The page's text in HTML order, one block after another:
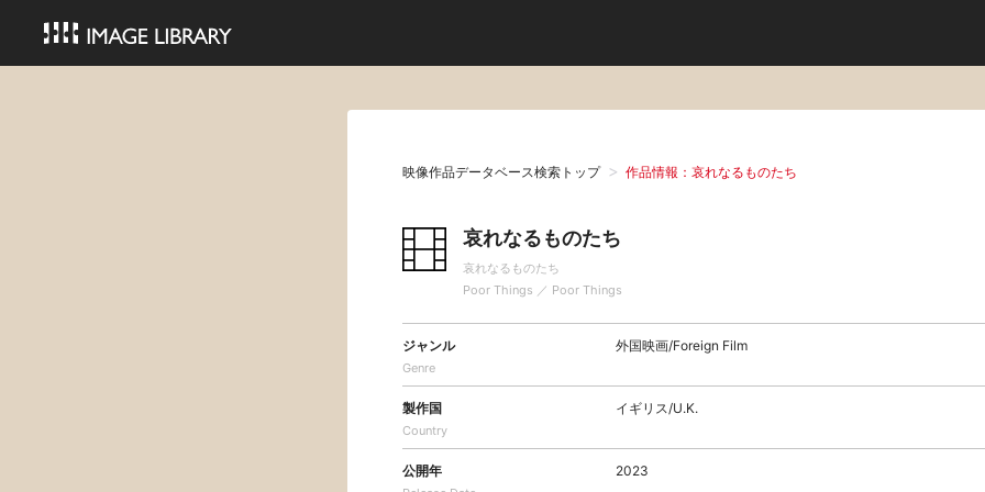
映像作品データベース検索トップ 作品情報：哀れなるものたち
哀れなるものたち
哀れなるものたち
Poor Things ／ Poor Things
ジャンル
Genre
外国映画/Foreign Film
製作国
Country
イギリス/U.K.
公開年 2023